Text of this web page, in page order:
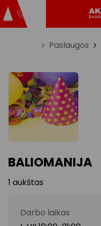
Paslaugos
BALIOMANIJA
1 aukštas
Darbo laikas